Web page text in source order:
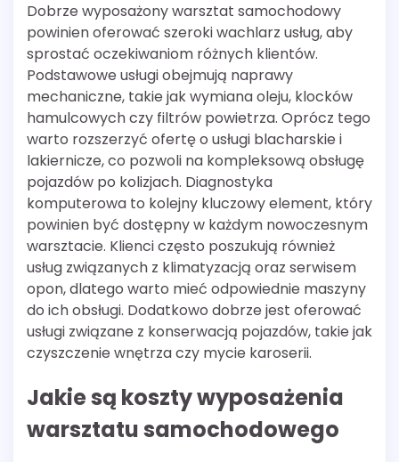
Dobrze wyposażony warsztat samochodowy
powinien oferować szeroki wachlarz usług, aby
sprostać oczekiwaniom różnych klientów.
Podstawowe usługi obejmują naprawy
mechaniczne, takie jak wymiana oleju, klocków
hamulcowych czy filtrów powietrza. Oprócz tego
warto rozszerzyć ofertę o usługi blacharskie i
lakiernicze, co pozwoli na kompleksową obsługę
pojazdów po kolizjach. Diagnostyka
komputerowa to kolejny kluczowy element, który
powinien być dostępny w każdym nowoczesnym
warsztacie. Klienci często poszukują również
usług związanych z klimatyzacją oraz serwisem
opon, dlatego warto mieć odpowiednie maszyny
do ich obsługi. Dodatkowo dobrze jest oferować
usługi związane z konserwacją pojazdów, takie jak
czyszczenie wnętrza czy mycie karoserii.
Jakie są koszty wyposażenia
warsztatu samochodowego